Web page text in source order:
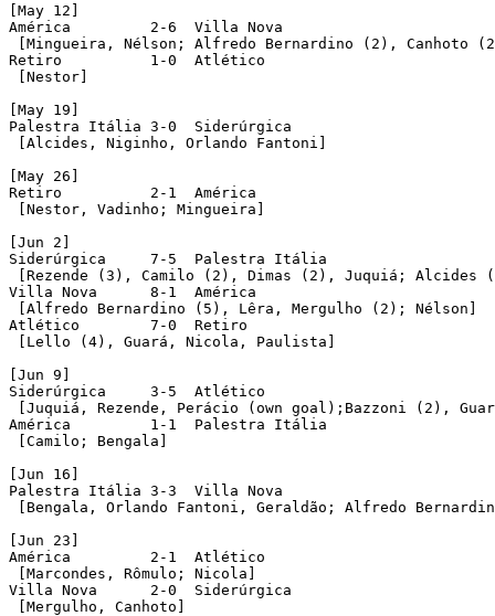
[May 12]
América 	2-6  Villa Nova
[Mingueira, Nélson; Alfredo Bernardino (2), Canhoto
Retiro		1-0  Atlético
[Nestor]
[May 19]
Palestra Itália 3-0  Siderúrgica
[Alcides, Niginho, Orlando Fantoni]
[May 26]
Retiro 		2-1  América
[Nestor, Vadinho; Mingueira]
[Jun 2]
Siderúrgica 	7-5  Palestra Itália
[Rezende (3), Camilo (2), Dimas (2), Juquiá;
Villa Nova 	8-1  América
[Alfredo Bernardino (5), Lêra, Mergulho (2); Nélson]
Atlético 	7-0  Retiro
[Lello (4), Guará, Nicola, Paulista]
[Jun 9]
Siderúrgica 	3-5  Atlético
[Juquiá, Rezende, Perácio (own goal);Bazzoni (2),
América 	1-1  Palestra Itália
[Camilo; Bengala]
[Jun 16]
Palestra Itália 3-3  Villa Nova
[Bengala, Orlando Fantoni, Geraldão; Alfredo
[Jun 23]
América 	2-1  Atlético
[Marcondes, Rômulo; Nicola]
Villa Nova 	2-0  Siderúrgica
[Mergulho, Canhoto]